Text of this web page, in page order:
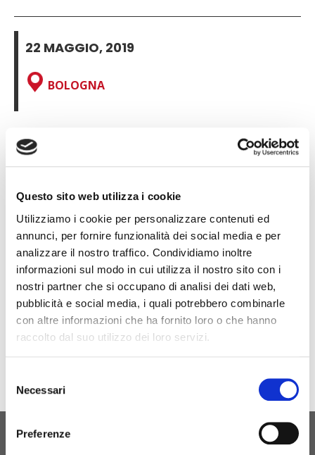
Questo sito web utilizza i cookie
Utilizziamo i cookie per personalizzare contenuti ed
annunci, per fornire funzionalità dei social media e per
analizzare il nostro traffico. Condividiamo inoltre
informazioni sul modo in cui utilizza il nostro sito con i
nostri partner che si occupano di analisi dei dati web,
pubblicità e social media, i quali potrebbero combinarle
con altre informazioni che ha fornito loro o che hanno
raccolto dal suo utilizzo dei loro servizi.
del
consenso
Necessari
Preferenze
22 MAGGIO, 2019
BOLOGNA
Siamo presenti ad AUTOPROMOTEC BOLOGNA
2019
Venite a visitarci al HALL 16 STAND C10
Sostegno finanziario ricevuto dal POR Campania FESR
2014-2020.
Sito Evento